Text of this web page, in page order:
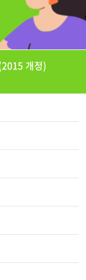
개정)